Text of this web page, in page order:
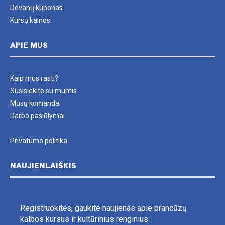
Dovanų kuponas
Kursų kainos
APIE MUS
Kaip mus rasti?
Susisiekite su mumis
Mūsų komanda
Darbo pasiūlymai
Privatumo politika
NAUJIENLAIŠKIS
Registruokitės, gaukite naujienas apie prancūzų
kalbos kursus ir kultūrinius renginius: